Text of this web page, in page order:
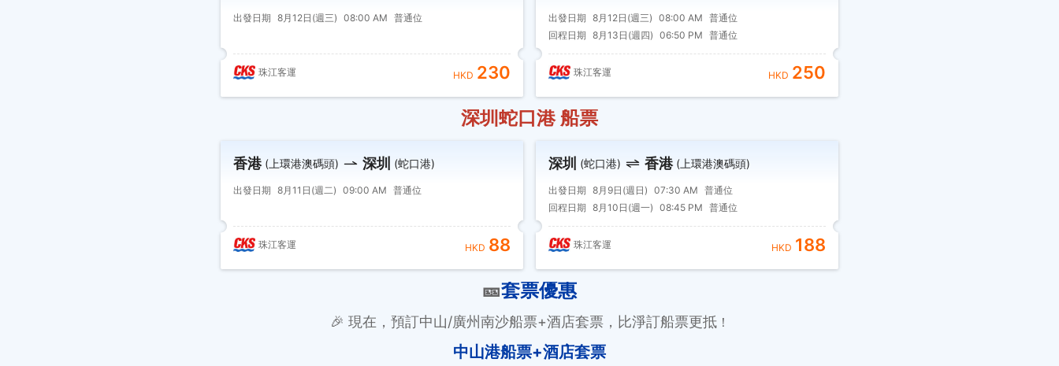
出發日期 8月12日(週三) 08:00 AM 普通位
珠江客運 HKD 230
出發日期 8月12日(週三) 08:00 AM 普通位
回程日期 8月13日(週四) 06:50 PM 普通位
珠江客運 HKD 250
深圳蛇口港 船票
香港 (上環港澳碼頭) 深圳 (蛇口港)
出發日期 8月11日(週二) 09:00 AM 普通位
珠江客運 HKD 88
深圳 (蛇口港) 香港 (上環港澳碼頭)
出發日期 8月9日(週日) 07:30 AM 普通位
回程日期 8月10日(週一) 08:45 PM 普通位
珠江客運 HKD 188
🎫套票優惠
🎉 現在，預訂中山/廣州南沙船票+酒店套票，比淨訂船票更抵！
中山港船票+酒店套票